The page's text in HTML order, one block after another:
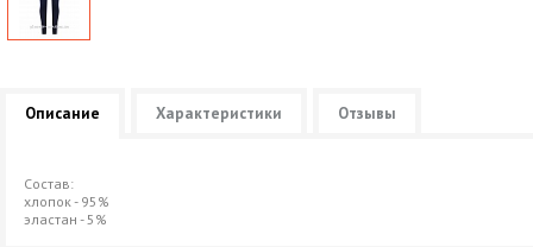
Описание Характеристики Отзывы
Состав:
хлопок - 95%
эластан - 5%